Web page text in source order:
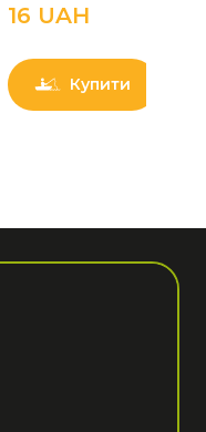
16 UAН
Купити